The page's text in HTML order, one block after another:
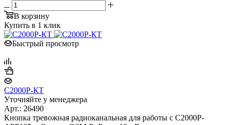
В корзину
Купить в 1 клик
Быстрый просмотр
С2000Р-КТ
Уточняйте у менеджера
Арт.: 26490
Кнопка тревожная радиоканальная для работы с С2000Р-